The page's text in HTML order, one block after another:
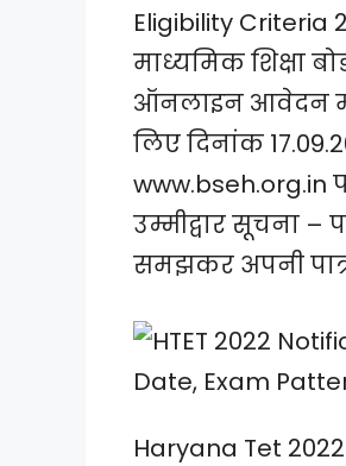
Eligibility Criteria
माध्यमिक शिक्षा
ऑनलाइन आवेदन
लिए दिनांक
उम्मीद्वार सूचना –
समझकर अपनी
Haryana Tet